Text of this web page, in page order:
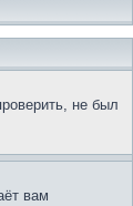
не был
вам